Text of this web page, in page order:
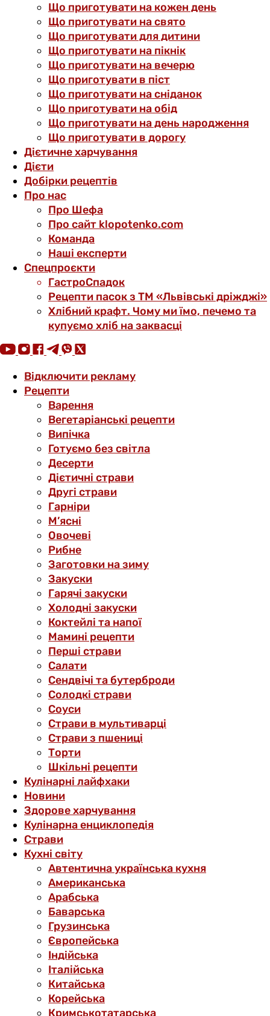
Що приготувати на кожен день
Що приготувати на свято
Що приготувати для дитини
Що приготувати на пікнік
Що приготувати на вечерю
Що приготувати в піст
Що приготувати на сніданок
Що приготувати на обід
Що приготувати на день народження
Що приготувати в дорогу
Дієтичне харчування
Дієти
Добірки рецептів
Про нас
Про Шефа
Про сайт klopotenko.com
Команда
Наші експерти
Спецпроєкти
ГастроСпадок
Рецепти пасок з ТМ «Львівські дріжджі»
Хлібний крафт. Чому ми їмо, печемо та
купуємо хліб на заквасці
Відключити рекламу
Рецепти
Варення
Вегетаріанські рецепти
Випічка
Готуємо без світла
Десерти
Дієтичні страви
Другі страви
Гарніри
М’ясні
Овочеві
Рибне
Заготовки на зиму
Закуски
Гарячі закуски
Холодні закуски
Коктейлі та напої
Мамині рецепти
Перші страви
Салати
Сендвічі та бутерброди
Солодкі страви
Соуси
Страви в мультиварці
Страви з пшениці
Торти
Шкільні рецепти
Кулінарні лайфхаки
Новини
Здорове харчування
Кулінарна енциклопедія
Страви
Кухні світу
Автентична українська кухня
Американська
Арабська
Баварська
Грузинська
Європейська
Індійська
Італійська
Китайська
Корейська
Кримськотатарська